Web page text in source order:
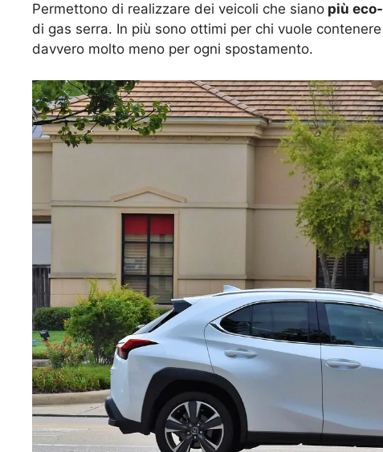
Permettono di realizzare dei veicoli che siano più
di gas serra. In più sono ottimi per chi vuole
davvero molto meno per ogni spostamento.